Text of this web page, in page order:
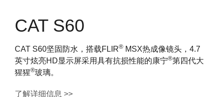
CAT S60
CAT S60坚固防水，搭载FLIR® MSX热成像镜头，4.7
英寸炫亮HD显示屏采用具有抗损性能的康宁®第四代大
猩猩®玻璃。
了解详细信息 >>